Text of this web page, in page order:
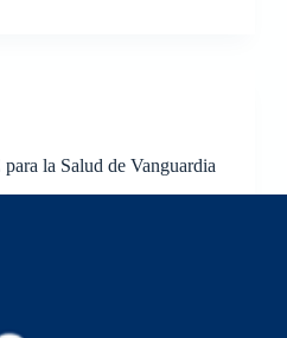
la Salud de Vanguardia